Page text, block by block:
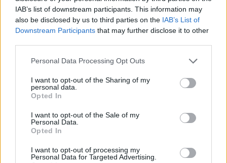
IAB’s list of downstream participants. This information may
also be disclosed by us to third parties on the IAB’s List of
Downstream Participants that may further disclose it to other
Please note that this website/app uses one or more Google
not limited to your visit or usage behaviour. You may click to
grant or deny consent to Google and its third-party tags to
use your data for below specified purposes in below Google
consent section.
Personal Data Processing Opt Outs
I want to opt-out of the Sharing of my
personal data.
Opted In
I want to opt-out of the Sale of my
Personal Data.
Opted In
I want to opt-out of processing my
Personal Data for Targeted Advertising.
Občine: Slovenj Gradec
Ključne besede: mo slovenj gradec
svetnice
svetniki
Več iz kraja Slovenj Gradec